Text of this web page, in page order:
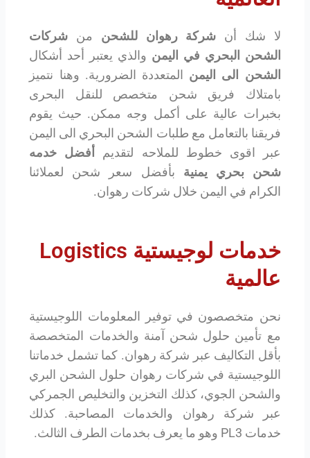
لا شك أن شركة رهوان للشحن من شركات
الشحن البحري في اليمن والذي يعتبر أحد أشكال
الشحن الى اليمن المتعددة الضرورية. وهنا نتميز
بامتلاك فريق شحن متخصص للنقل البحرى
بخبرات عالية على أكمل وجه ممكن. حيث يقوم
فريقنا بالتعامل مع طلبات الشحن البحري الى اليمن
عبر اقوى خطوط للملاحه لتقديم
أفضل خدمه
شحن بحري يمنية بأفضل سعر شحن لعملائنا
الكرام في اليمن خلال شركات رهوان.
خدمات لوجيستية Logistics
عالمية
نحن متخصصون في توفير المعلومات اللوجيستية
مع تأمين حلول شحن آمنة والخدمات المتخصصة
بأقل التكاليف عبر شركة رهوان. كما تشمل خدماتنا
اللوجيستية في شركات رهوان حلول الشحن البري
والشحن الجوي، كذلك التخزين والتخليص الجمركي
عبر شركة رهوان والخدمات المصاحبة. كذلك
خدمات PL3 وهو ما يعرف بخدمات الطرف الثالث.